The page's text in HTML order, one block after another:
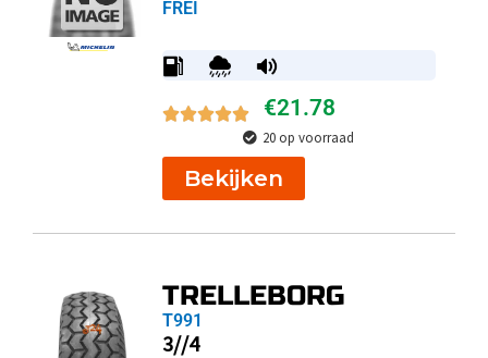
FREI
€21.78
20 op voorraad
Bekijken
TRELLEBORG
T991
3//4